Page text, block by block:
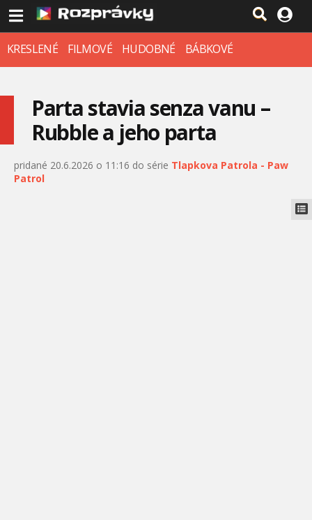
KRESLENÉ FILMOVÉ HUDOBNÉ BÁBKOVÉ
Parta stavia senza vanu –
Rubble a jeho parta
pridané 20.6.2026 o 11:16 do série Tlapkova Patrola - Paw
Patrol